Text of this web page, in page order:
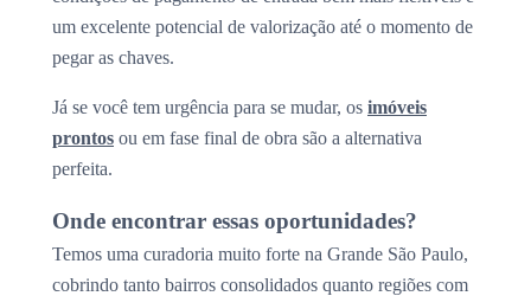
um excelente potencial de valorização até o momento de
pegar as chaves.
Já se você tem urgência para se mudar, os imóveis
prontos ou em fase final de obra são a alternativa
perfeita.
Onde encontrar essas oportunidades?
Temos uma curadoria muito forte na Grande São Paulo,
cobrindo tanto bairros consolidados quanto regiões com